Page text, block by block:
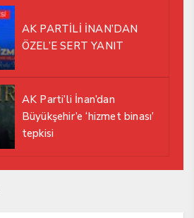
AK PARTİLİ İNAN’DAN
ÖZEL’E SERT YANIT
AK Parti’li İnan’dan
Büyükşehir’e ‘hizmet binası’
tepkisi